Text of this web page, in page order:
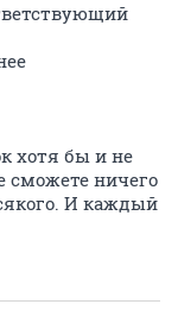
хотя бы и не
сможете ничего
И каждый